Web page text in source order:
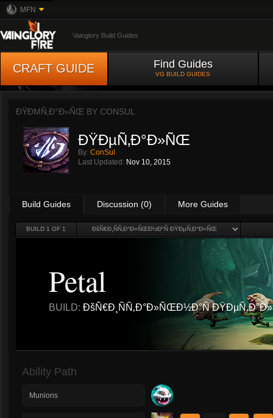
MFN
Vainglory Build Guides
CRAFT GUIDE Find Guides
VG BUILD GUIDES
ÐŸÐΜÑ‚Ð°Ð»ÑŒ BY CONSUL
ÐŸÐµÑ‚Ð°Ð»ÑŒ
By: ConSul
Last Updated: Nov 10, 2015
Build Guides Discussion (0) More Guides
BUILD 1 OF 1
Petal
BUILD: ÐšÑ€Ð¸ÑÑ‚Ð°Ð»ÑŒÐ½Ð°Ñ
Ability Path
Munions